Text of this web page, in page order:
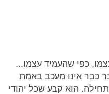
כפי שהעמיד עצמו...
כבר אינו מעכב באמת
הוא קבע שכל יהודי